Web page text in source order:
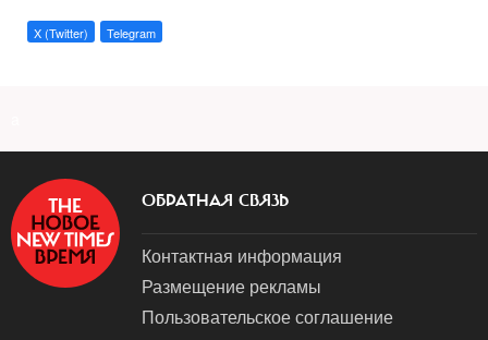
X (Twitter) Telegram
ОБРАТНАЯ СВЯЗЬ
Контактная информация
Размещение рекламы
Пользовательское соглашение